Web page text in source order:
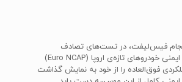
از انجام فیس‌لیفت، در تست‌های تصادف
موسسه‌ی ارزیابی ایمنی خودروهای تازه‌ی اروپا (Euro NCAP)
فوق‌العاده را از خود به نمایش گذاشت